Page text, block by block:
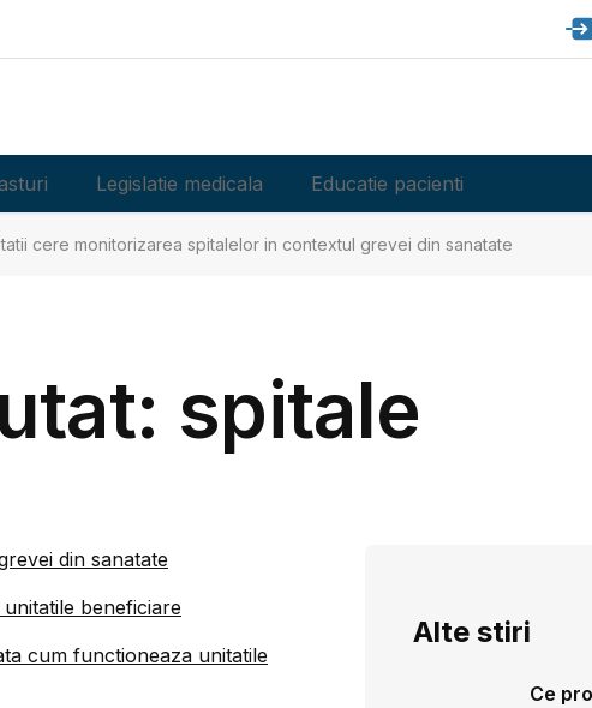
Legislatie medicala Educatie pacienti
cere monitorizarea spitalelor in contextul grevei din sanatate
spitale
din sanatate
beneficiare
cum functioneaza unitatile
Alte stiri
Ce